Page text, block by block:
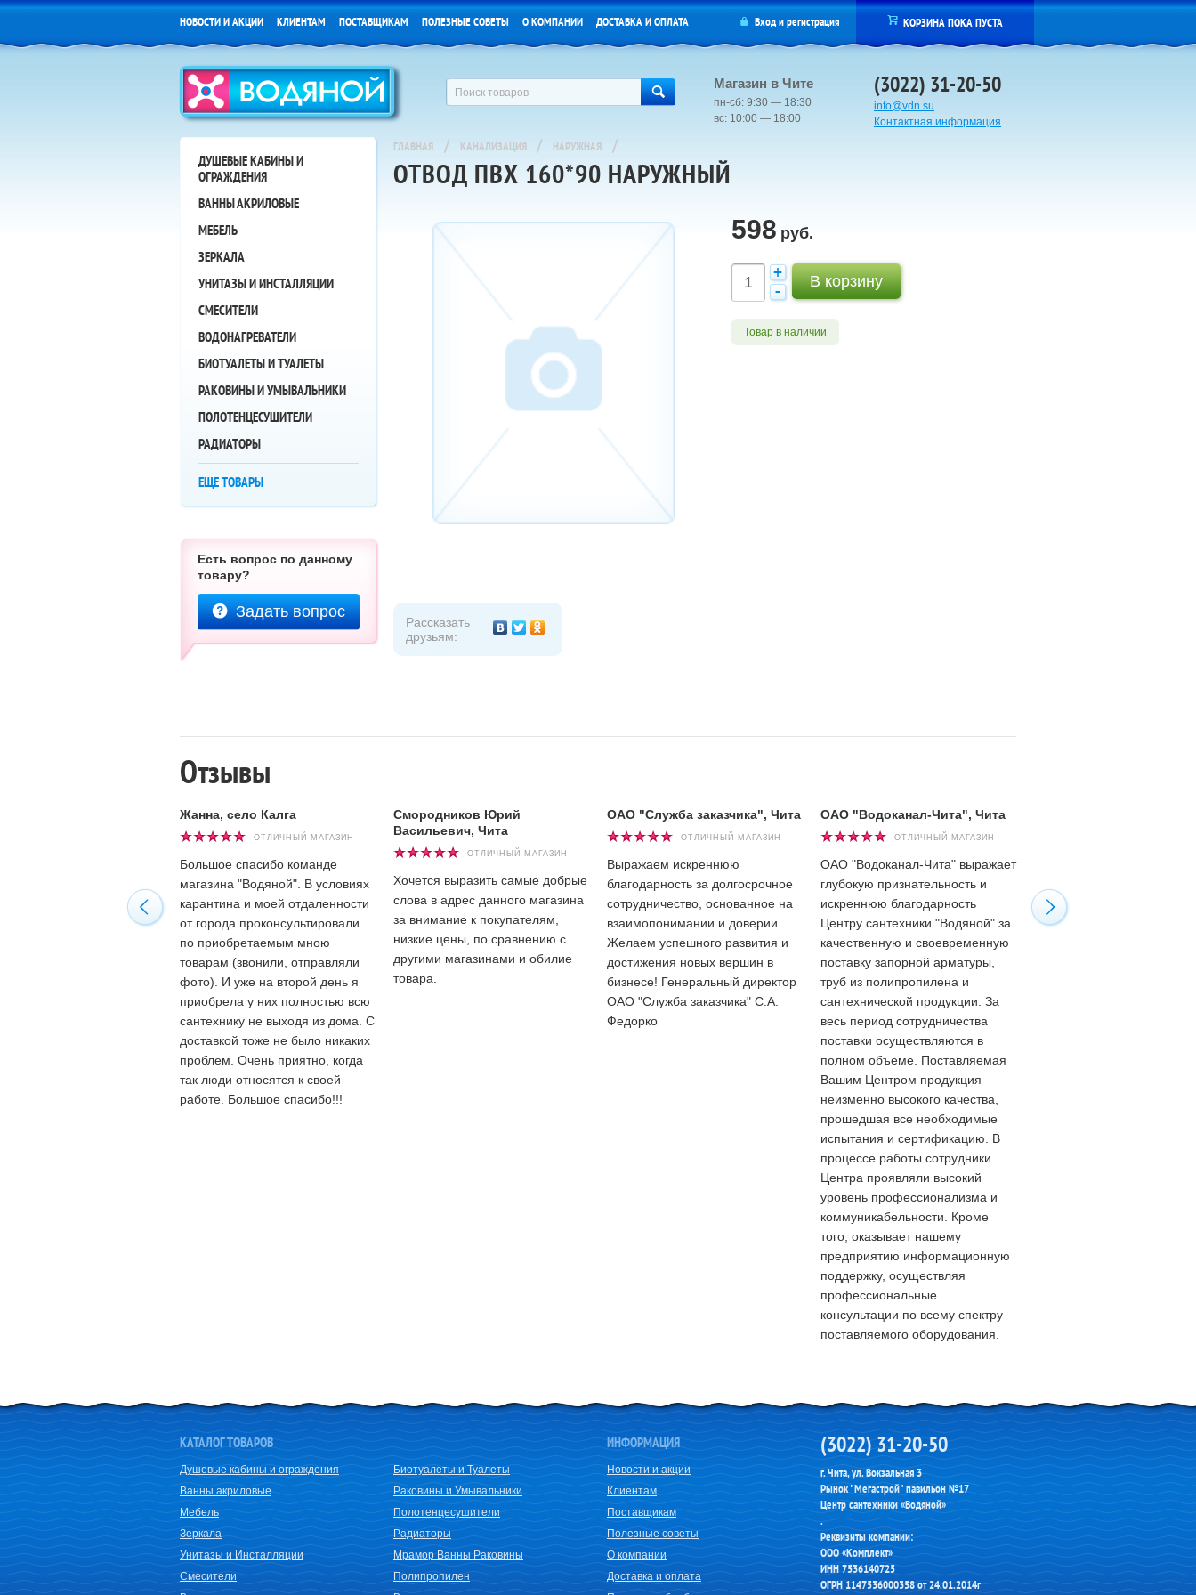
Магазин в Чите
пн-сб: 9:30 — 18:30
вс: 10:00 — 18:00
(3022) 31-20-50
info@vdn.su
Контактная информация
НОВОСТИ И АКЦИИ КЛИЕНТАМ ПОСТАВЩИКАМ ПОЛЕЗНЫЕ СОВЕТЫ О КОМПАНИИ ДОСТАВКА И ОПЛАТА Входирегистрация КОРЗИНА ПОКА ПУСТА
ДУШЕВЫЕ КАБИНЫ И
ОГРАЖДЕНИЯ
ВАННЫ АКРИЛОВЫЕ
МЕБЕЛЬ
ЗЕРКАЛА
УНИТАЗЫ И ИНСТАЛЛЯЦИИ
СМЕСИТЕЛИ
ВОДОНАГРЕВАТЕЛИ
БИОТУАЛЕТЫ И ТУАЛЕТЫ
РАКОВИНЫ И УМЫВАЛЬНИКИ
ПОЛОТЕНЦЕСУШИТЕЛИ
РАДИАТОРЫ
ЕЩЕ ТОВАРЫ
Есть вопрос по данному
товару?
Задать вопрос
ГЛАВНАЯ / КАНАЛИЗАЦИЯ / НАРУЖНАЯ /
ОТВОД ПВХ 160*90 НАРУЖНЫЙ
598 руб.
Товар в наличии
Рассказать
друзьям:
Отзывы
Жанна, село Калга
ОТЛИЧНЫЙ МАГАЗИН
Большое спасибо команде
магазина "Водяной". В условиях
карантина и моей отдаленности
от города проконсультировали
по приобретаемым мною
товарам (звонили, отправляли
фото). И уже на второй день я
приобрела у них полностью всю
сантехнику не выходя из дома. С
доставкой тоже не было никаких
проблем. Очень приятно, когда
так люди относятся к своей
работе. Большое спасибо!!!
Смородников Юрий
Васильевич, Чита
ОТЛИЧНЫЙ МАГАЗИН
Хочется выразить самые добрые
слова в адрес данного магазина
за внимание к покупателям,
низкие цены, по сравнению с
другими магазинами и обилие
товара.
ОАО "Служба заказчика", Чита
ОТЛИЧНЫЙ МАГАЗИН
Выражаем искреннюю
благодарность за долгосрочное
сотрудничество, основанное на
взаимопонимании и доверии.
Желаем успешного развития и
достижения новых вершин в
бизнесе! Генеральный директор
ОАО "Служба заказчика" С.А.
Федорко
ОАО "Водоканал-Чита", Чита
ОТЛИЧНЫЙ МАГАЗИН
ОАО "Водоканал-Чита" выражает
глубокую признательность и
искреннюю благодарность
Центру сантехники "Водяной" за
качественную и своевременную
поставку запорной арматуры,
труб из полипропилена и
сантехнической продукции. За
весь период сотрудничества
поставки осуществляются в
полном объеме. Поставляемая
Вашим Центром продукция
неизменно высокого качества,
прошедшая все необходимые
испытания и сертификацию. В
процессе работы сотрудники
Центра проявляли высокий
уровень профессионализма и
коммуникабельности. Кроме
того, оказывает нашему
предприятию информационную
поддержку, осуществляя
профессиональные
консультации по всему спектру
поставляемого оборудования.
персоналу "Водяного" за
квалифицированную
КАТАЛОГ ТОВАРОВ
Душевые кабины и ограждения
Ванны акриловые
Мебель
Зеркала
Унитазы и Инсталляции
Смесители
Биотуалеты и Туалеты
Раковины и Умывальники
Полотенцесушители
Радиаторы
Мрамор Ванны Раковины
Полипропилен
ИНФОРМАЦИЯ
Новости и акции
Клиентам
Поставщикам
Полезные советы
О компании
Доставка и оплата
(3022) 31-20-50
г. Чита, ул. Вокзальная 3
Рынок "Мегастрой" павильон №17
Центр сантехники «Водяной»
.
Реквизиты компании:
ООО «Комплект»
ИНН 7536140725
ОГРН 1147536000358 от 24.01.2014г